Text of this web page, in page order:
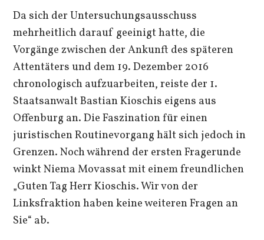
Da sich der Untersuchungsausschuss
mehrheitlich darauf geeinigt hatte, die
Vorgänge zwischen der Ankunft des späteren
Attentäters und dem 19. Dezember 2016
chronologisch aufzuarbeiten, reiste der 1.
Staatsanwalt Bastian Kioschis eigens aus
Offenburg an. Die Faszination für einen
juristischen Routinevorgang hält sich jedoch in
Grenzen. Noch während der ersten Fragerunde
winkt Niema Movassat mit einem freundlichen
„Guten Tag Herr Kioschis. Wir von der
Linksfraktion haben keine weiteren Fragen an
Sie“ ab.